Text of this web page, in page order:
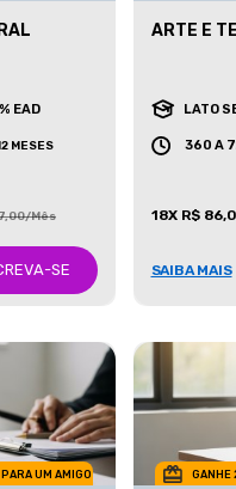
EAD
MESES
Mês
SE
ARTE E
LATO
360 A
18X R$
SAIBA MAIS
UM AMIGO GANHE